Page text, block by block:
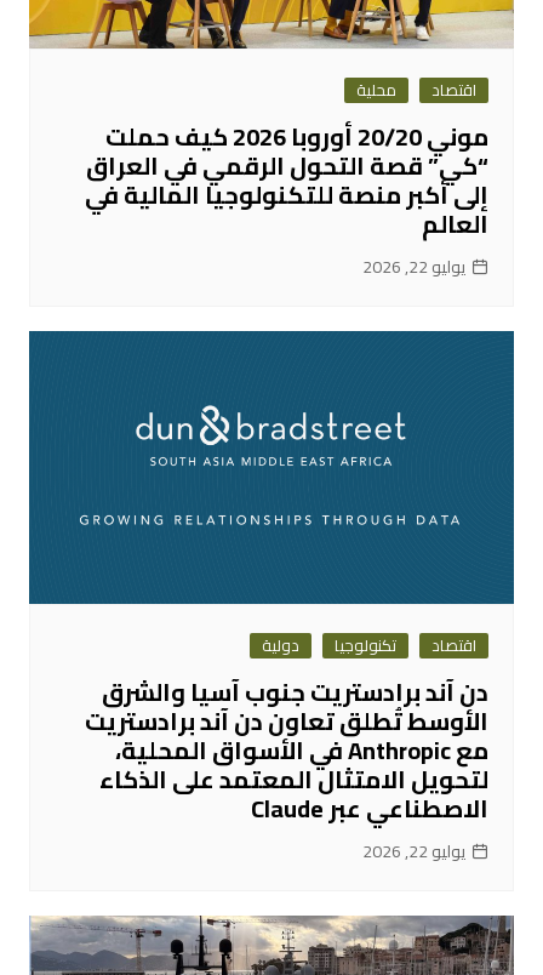
اقتصاد محلية
موني 20/20 أوروبا 2026 كيف حملت
“كي” قصة التحول الرقمي في العراق
إلى أكبر منصة للتكنولوجيا المالية في
العالم
يوليو 22, 2026
اقتصاد تكنولوجيا دولية
دن آند برادستريت جنوب آسيا والشرق
الأوسط تُطلق تعاون دن آند برادستريت
مع Anthropic في الأسواق المحلية،
لتحويل الامتثال المعتمد على الذكاء
الاصطناعي عبر Claude
يوليو 22, 2026